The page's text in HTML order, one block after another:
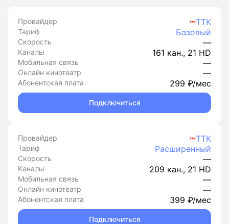
Провайдер ТТК
Тариф Базовый
Скорость —
Каналы 161 кан., 21 HD
Мобильная связь —
Онлайн кинотеатр —
Абонентская плата 299 ₽/мес
Подключиться
Провайдер ТТК
Тариф Расширенный
Скорость —
Каналы 209 кан., 21 HD
Мобильная связь —
Онлайн кинотеатр —
Абонентская плата 399 ₽/мес
Подключиться